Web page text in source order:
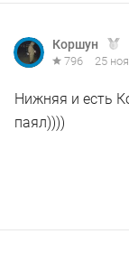
Коршун
796 25
Нижняя и есть
паял))))